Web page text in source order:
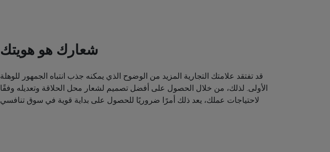
شعارك هو هويتك
قد تفتقد علامتك التجارية المزيد من الوضوح الذي يمكنه جذب انتباه الجمهور للوهلة
الأولى. لذلك، من خلال الحصول على أفضل تصميم لشعار محل الحلاقة وتعديله وفقًا
لاحتياجات عملك، يعد ذلك أمرًا ضروريًا للحصول على بداية قوية في سوق تنافسي